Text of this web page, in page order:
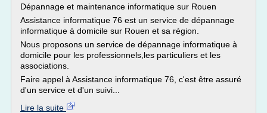
Dépannage et maintenance informatique sur Rouen
Assistance informatique 76 est un service de dépannage
informatique à domicile sur Rouen et sa région.
Nous proposons un service de dépannage informatique à
domicile pour les professionnels,les particuliers et les
associations.
Faire appel à Assistance informatique 76, c'est être assuré
d'un service et d'un suivi...
Lire la suite